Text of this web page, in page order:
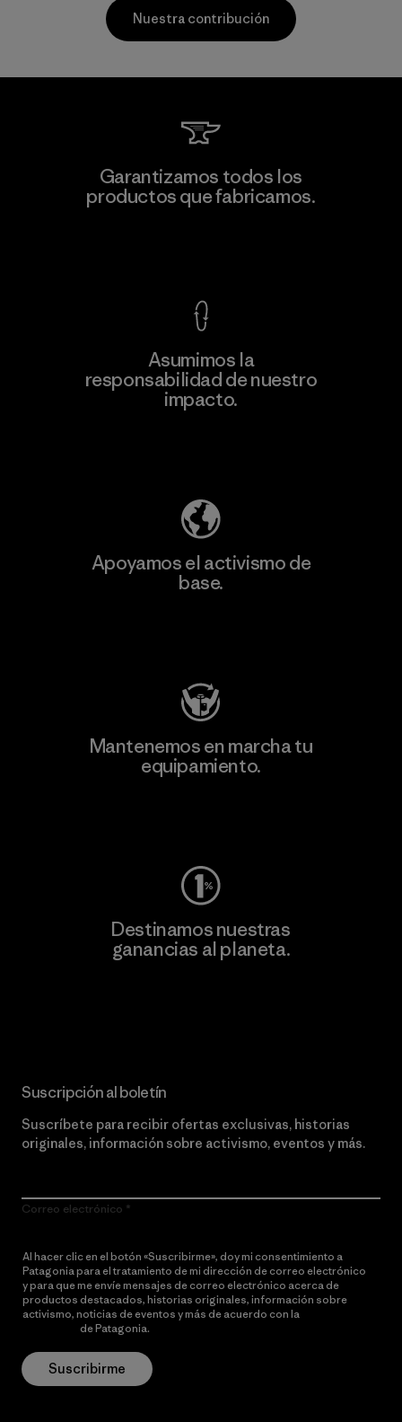
información
Vertical Knits S.A. de C.V.
Factory
Nuestra contribución
Garantizamos todos los
productos que fabricamos.
Asumimos la
responsabilidad de nuestro
impacto.
Apoyamos el activismo de
base.
Mantenemos en marcha tu
equipamiento.
Destinamos nuestras
ganancias al planeta.
Suscripción al boletín
Suscríbete para recibir ofertas exclusivas, historias
originales, información sobre activismo, eventos y más.
Correo electrónico
Al hacer clic en el botón «Suscribirme», doy mi consentimiento a
Patagonia para el tratamiento de mi dirección de correo electrónico
y para que me envíe mensajes de correo electrónico acerca de
productos destacados, historias originales, información sobre
activismo, noticias de eventos y más de acuerdo con la
de Patagonia.
Suscribirme